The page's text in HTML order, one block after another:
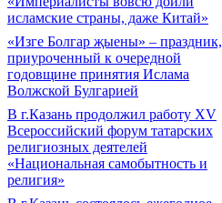
исламские страны, даже Китай»
«Изге Болгар җыены» – праздник,
приуроченный к очередной
годовщине принятия Ислама
Волжской Булгарией
В г.Казань продолжил работу XV
Всероссийский форум татарских
религиозных деятелей
«Национальная самобытность и
религия»